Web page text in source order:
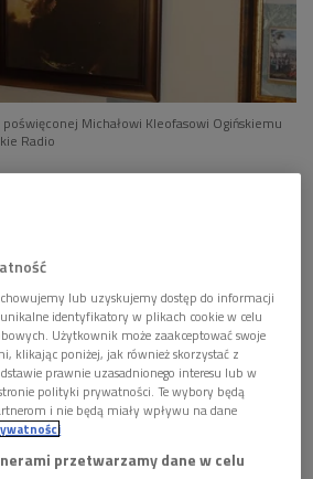
Michałowi Kleofasowi Ogińskiemu
Radio
lub uzyskujemy dostęp do informacji
identyfikatory w plikach cookie w celu
Użytkownik może zaakceptować swoje
klikając poniżej, jak również skorzystać z
prawnie uzasadnionego interesu lub w
polityki prywatności. Te wybory będą
i nie będą miały wpływu na dane
przetwarzamy dane w celu